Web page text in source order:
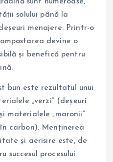
solului până la
menajere. Printr-o
devine o
și benefică pentru
bun este rezultatul unui
„verzi” (deșeuri
materialele „maronii”
carbon). Menținerea
și aerisire este, de
succesul procesului.